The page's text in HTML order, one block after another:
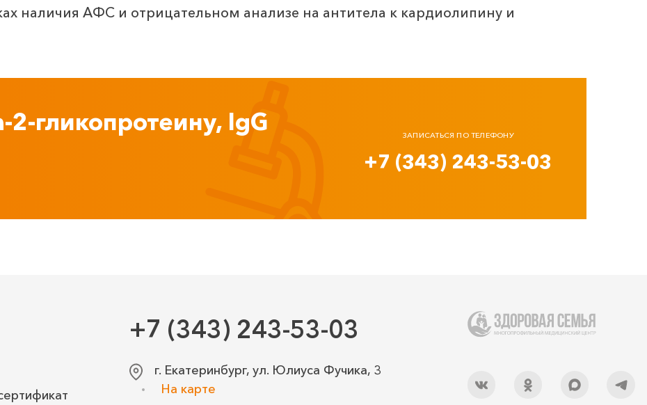
наличия АФС и отрицательном анализе на антитела к кардиолипину и
2-гликопротеину, IgG ЗАПИСАТЬСЯ ПО ТЕЛЕФОНУ
+7 (343) 243-53-03
+7 (343) 243-53-03
г. Екатеринбург, ул. Юлиуса Фучика, 3
На карте